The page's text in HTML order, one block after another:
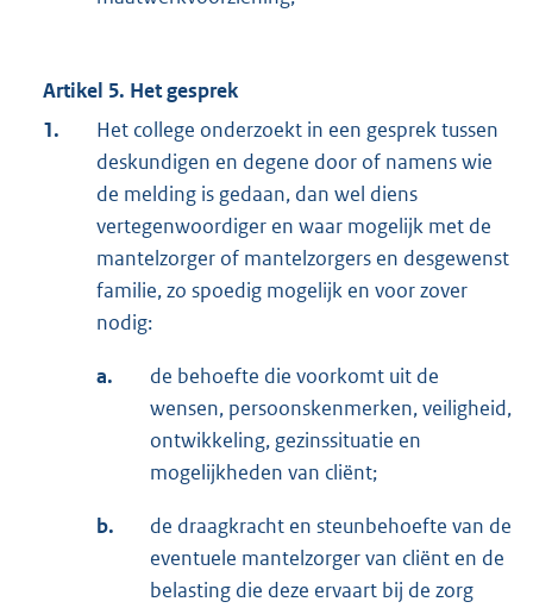
Artikel 5. Het gesprek
1.
Het college onderzoekt in een gesprek tussen
deskundigen en degene door of namens wie
de melding is gedaan, dan wel diens
vertegenwoordiger en waar mogelijk met de
mantelzorger of mantelzorgers en desgewenst
familie, zo spoedig mogelijk en voor zover
nodig:
a.
de behoefte die voorkomt uit de
wensen, persoonskenmerken, veiligheid,
ontwikkeling, gezinssituatie en
mogelijkheden van cliënt;
b.
de draagkracht en steunbehoefte van de
eventuele mantelzorger van cliënt en de
belasting die deze ervaart bij de zorg